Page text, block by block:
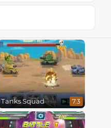
Tanks Squad 7.3